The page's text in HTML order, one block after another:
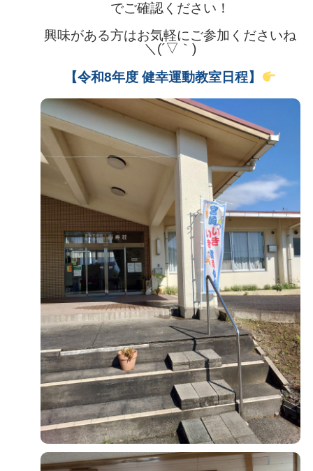
でご確認ください！
興味がある方はお気軽にご参加くださいね
＼(´▽｀)
【令和8年度 健幸運動教室日程】